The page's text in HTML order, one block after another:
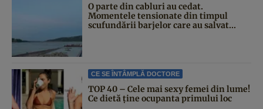
O parte din cabluri au cedat.
Momentele tensionate din timpul
scufundării barjelor care au salvat...
CE SE ÎNTÂMPLĂ DOCTORE
TOP 40 – Cele mai sexy femei din lume!
Ce dietă ține ocupanta primului loc